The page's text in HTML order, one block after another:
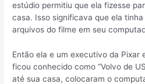
estúdio permitiu que ela fizesse
casa. Isso significava que ela
arquivos do filme em seu
Então ela e um executivo da Pixar
ficou conhecido como “Volvo de
até sua casa, colocaram o